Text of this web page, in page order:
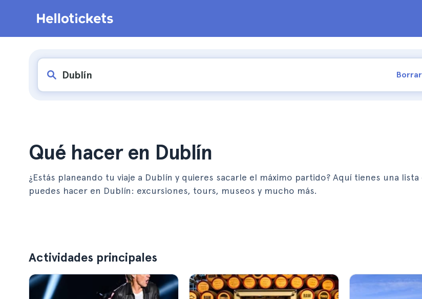
Borrar
Qué hacer en Dublín
¿Estás planeando tu viaje a Dublín y quieres sacarle el máximo partido? Aquí tienes una lista
puedes hacer en Dublín: excursiones, tours, museos y mucho más.
Actividades principales